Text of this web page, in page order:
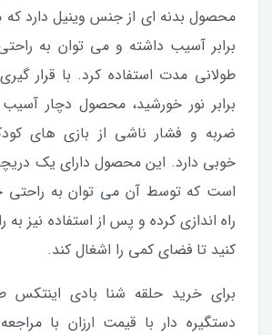
محصول بدنه ای از جنس وینیل دارد
برابر آسیب داشته و می توان به
طولانی مدت استفاده کرد. با قرار
برابر نور خورشید، محصول دچار
ضربه و فشار ناشی از بازی های
خوبی دارد. این محصول دارای یک
است که توسط آن می توان به راحتی
راه اندازی کرده و پس از استفاده نیز به
کنید تا فضای کمی را اشغال کند.
برای خرید حلقه شنا بادی
دستگیره دار با قیمت ارزان با